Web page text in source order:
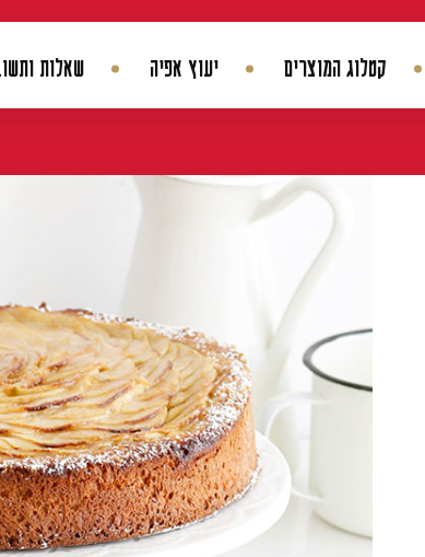
קטלוג המוצרים יעוץ אפיה שאלות